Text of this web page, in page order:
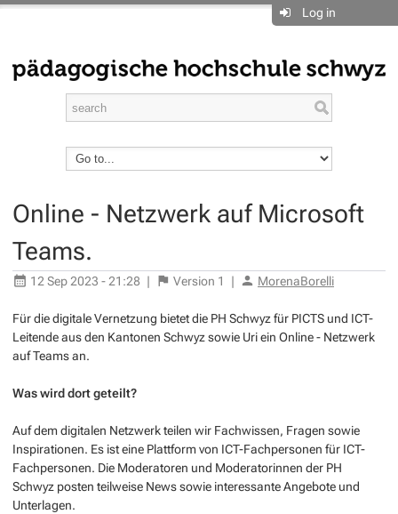
Log in
Online - Netzwerk auf Microsoft
Teams.
12 Sep 2023 - 21:28 | Version 1 | MorenaBorelli
Für die digitale Vernetzung bietet die PH Schwyz für PICTS und ICT-
Leitende aus den Kantonen Schwyz sowie Uri ein Online - Netzwerk
auf Teams an.
Was wird dort geteilt?
Auf dem digitalen Netzwerk teilen wir Fachwissen, Fragen sowie
Inspirationen. Es ist eine Plattform von ICT-Fachpersonen für ICT-
Fachpersonen. Die Moderatoren und Moderatorinnen der PH
Schwyz posten teilweise News sowie interessante Angebote und
Unterlagen.